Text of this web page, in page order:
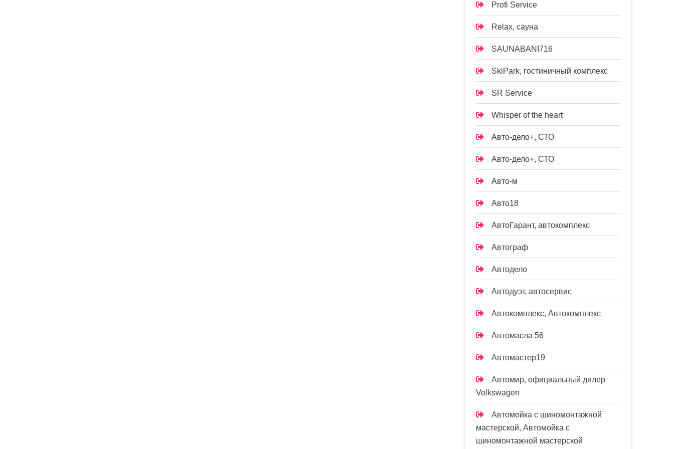
Profi Service
Relax, сауна
SAUNABANI716
SkiPark, гостиничный комплекс
SR Service
Whisper of the heart
Авто-дело+, СТО
Авто-дело+, СТО
Авто-м
Авто18
АвтоГарант, автокомплекс
Автограф
Автодело
Автодуэт, автосервис
Автокомплекс, Автокомплекс
Автомасла 56
Автомастер19
Автомир, официальный дилер
Volkswagen
Автомойка с шиномонтажной
мастерской, Автомойка с
шиномонтажной мастерской